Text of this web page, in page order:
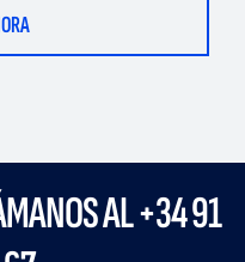
AL +34 91